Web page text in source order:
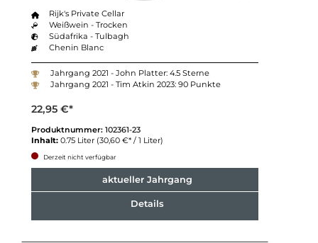
Rijk's Private Cellar
Weißwein - Trocken
Südafrika - Tulbagh
Chenin Blanc
Jahrgang 2021 - John Platter: 4.5 Sterne
Jahrgang 2021 - Tim Atkin 2023: 90 Punkte
22,95 €*
Produktnummer: 102361-23
Inhalt: 0.75 Liter (30,60 €* / 1 Liter)
Derzeit nicht verfügbar
aktueller Jahrgang
Details